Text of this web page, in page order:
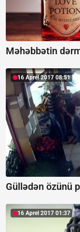
Məhəbbətin
16 Aprel 2017 08:51
Güllədən özünü
16 Aprel 2017 01:37